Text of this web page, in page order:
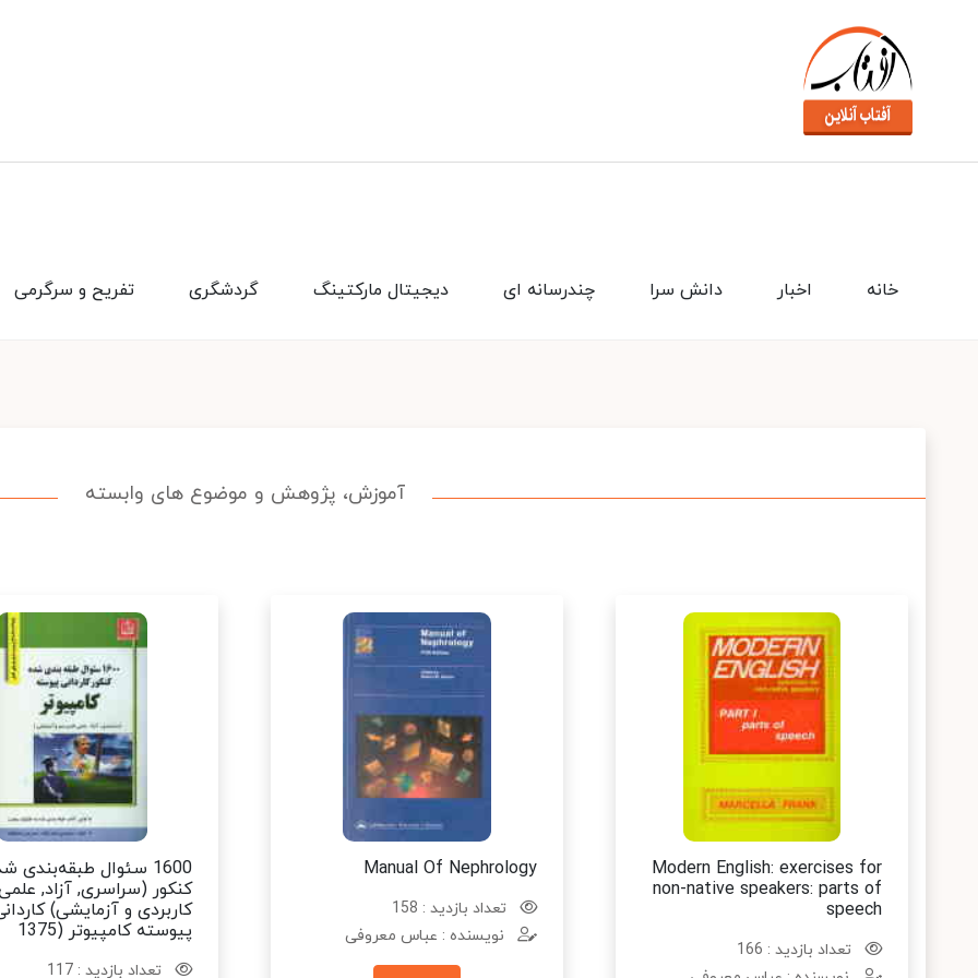
تفریح و سرگرمی گردشگری دیجیتال مارکتینگ چندرسانه ای دانش سرا اخبار خانه
آموزش، پژوهش و موضوع های وابسته
Modern English: exercises for
non-native speakers: parts of
speech
تعداد بازدید : 166
Manual Of Nephrology
تعداد بازدید : 158
نویسنده : عباس معروفی
1600 سئوال طبقه‌بندی
کنکور (سراسری, آزاد,
کاربردی و آزمایشی)
پیوسته کامپیوتر (1375
تعداد بازدید : 117